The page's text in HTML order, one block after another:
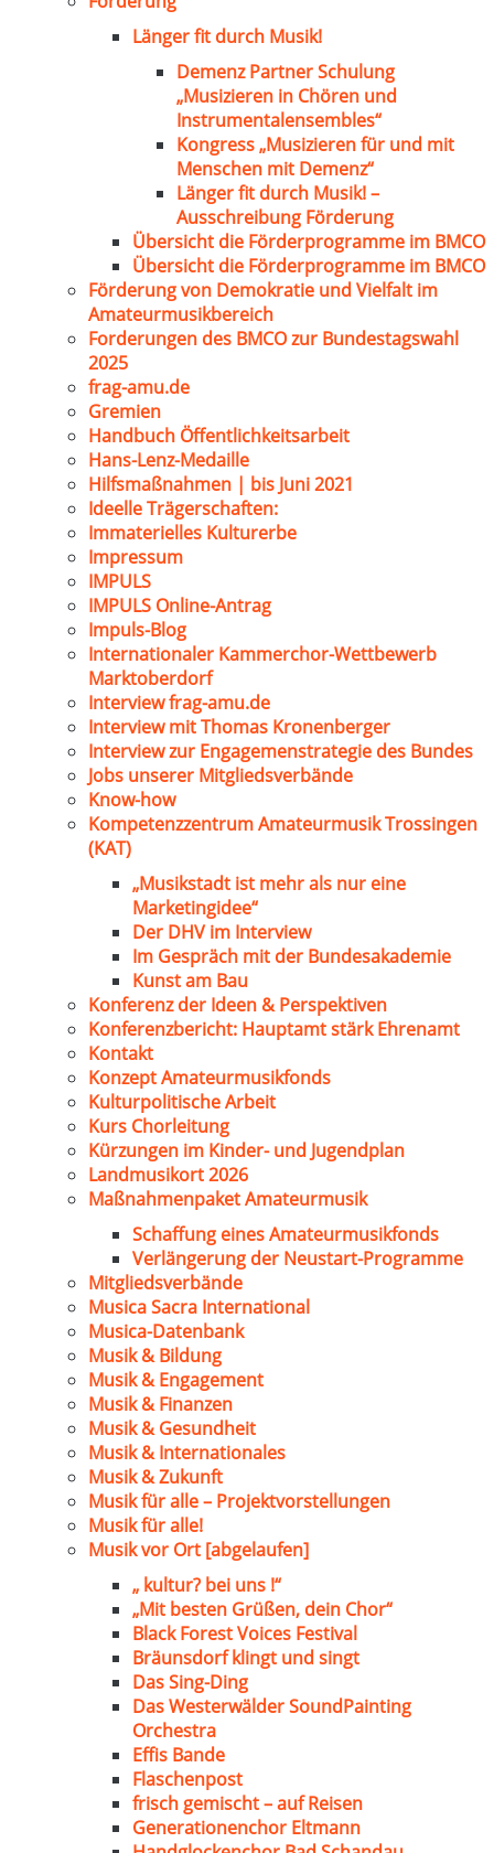
Länger fit durch Musik!
Demenz Partner Schulung
„Musizieren in Chören und
Instrumentalensembles“
Kongress „Musizieren für und mit
Menschen mit Demenz“
Länger fit durch Musik! –
Ausschreibung Förderung
Übersicht die Förderprogramme im BMCO
Übersicht die Förderprogramme im BMCO
Förderung von Demokratie und Vielfalt im
Amateurmusikbereich
Forderungen des BMCO zur Bundestagswahl
2025
frag-amu.de
Gremien
Handbuch Öffentlichkeitsarbeit
Hans-Lenz-Medaille
Hilfsmaßnahmen | bis Juni 2021
Ideelle Trägerschaften:
Immaterielles Kulturerbe
Impressum
IMPULS
IMPULS Online-Antrag
Impuls-Blog
Internationaler Kammerchor-Wettbewerb
Marktoberdorf
Interview frag-amu.de
Interview mit Thomas Kronenberger
Interview zur Engagemenstrategie des Bundes
Jobs unserer Mitgliedsverbände
Know-how
Kompetenzzentrum Amateurmusik Trossingen
(KAT)
„Musikstadt ist mehr als nur eine
Marketingidee“
Der DHV im Interview
Im Gespräch mit der Bundesakademie
Kunst am Bau
Konferenz der Ideen & Perspektiven
Konferenzbericht: Hauptamt stärk Ehrenamt
Kontakt
Konzept Amateurmusikfonds
Kulturpolitische Arbeit
Kurs Chorleitung
Kürzungen im Kinder- und Jugendplan
Landmusikort 2026
Maßnahmenpaket Amateurmusik
Schaffung eines Amateurmusikfonds
Verlängerung der Neustart-Programme
Mitgliedsverbände
Musica Sacra International
Musica-Datenbank
Musik & Bildung
Musik & Engagement
Musik & Finanzen
Musik & Gesundheit
Musik & Internationales
Musik & Zukunft
Musik für alle – Projektvorstellungen
Musik für alle!
Musik vor Ort [abgelaufen]
„ kultur? bei uns !“
„Mit besten Grüßen, dein Chor“
Black Forest Voices Festival
Bräunsdorf klingt und singt
Das Sing-Ding
Das Westerwälder SoundPainting
Orchestra
Effis Bande
Flaschenpost
frisch gemischt – auf Reisen
Generationenchor Eltmann